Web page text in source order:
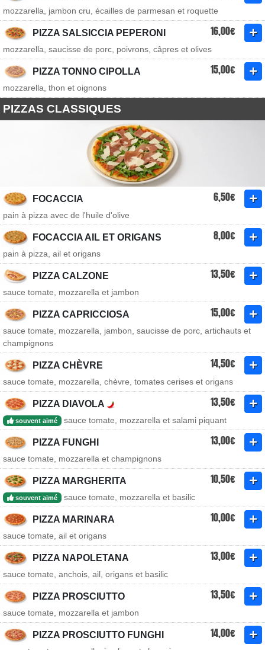
mozzarella, jambon cru, écailles de parmesan et roquette
PIZZA SALSICCIA PEPERONI 16,00€
mozzarella, saucisse de porc, poivrons, câpres et olives
PIZZA TONNO CIPOLLA 15,00€
mozzarella, thon et oignons
PIZZAS CLASSIQUES
FOCACCIA 6,50€
pain à pizza avec de l'huile d'olive
FOCACCIA AIL ET ORIGANS 8,00€
pain à pizza, ail et origans
PIZZA CALZONE 13,50€
sauce tomate, mozzarella et jambon
PIZZA CAPRICCIOSA 15,00€
sauce tomate, mozzarella, jambon, saucisse de porc, artichauts et
champignons
PIZZA CHÈVRE 14,50€
sauce tomate, mozzarella, chèvre, tomates cerises et origans
PIZZA DIAVOLA 13,50€
souvent aimé sauce tomate, mozzarella et salami piquant
PIZZA FUNGHI 13,00€
sauce tomate, mozzarella et champignons
PIZZA MARGHERITA 10,50€
souvent aimé sauce tomate, mozzarella et basilic
PIZZA MARINARA 10,00€
sauce tomate, ail et origans
PIZZA NAPOLETANA 13,00€
sauce tomate, anchois, ail, origans et basilic
PIZZA PROSCIUTTO 13,50€
sauce tomate, mozzarella et jambon
PIZZA PROSCIUTTO FUNGHI 14,00€